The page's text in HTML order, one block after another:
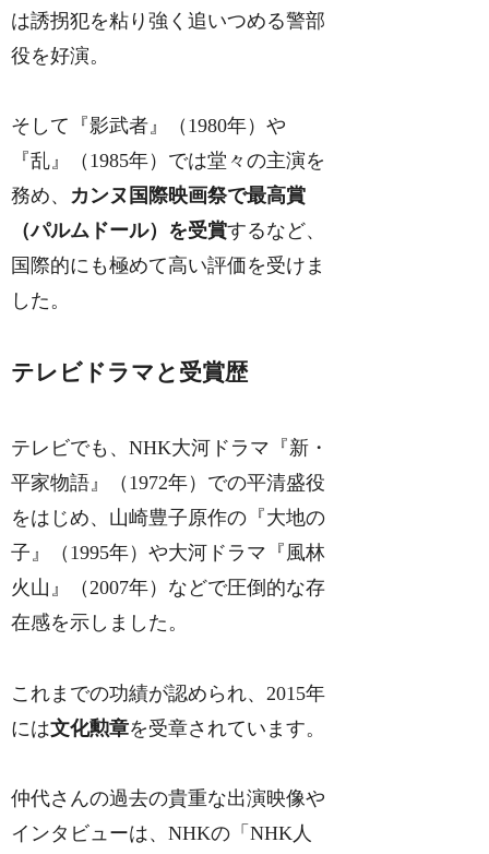
は誘拐犯を粘り強く追いつめる警部
役を好演。
そして『影武者』（1980年）や
『乱』（1985年）では堂々の主演を
務め、 カンヌ国際映画祭で最高賞
（パルムドール）を受賞するなど、
国際的にも極めて高い評価を受けま
した。
テレビドラマと受賞歴
テレビでも、NHK大河ドラマ『新・
平家物語』（1972年）での平清盛役
をはじめ、山崎豊子原作の『大地の
子』（1995年）や大河ドラマ『風林
火山』（2007年）などで圧倒的な存
在感を示しました。
これまでの功績が認められ、2015年
には文化勲章を受章されています。
仲代さんの過去の貴重な出演映像や
インタビューは、NHKの「NHK人